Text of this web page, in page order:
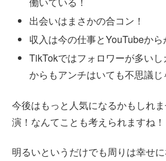
出会いはまさかの合コン！
収入は今の仕事とYouTubeか
TikTokではフォロワーが多い
からもアンチはいても不思議じ
今後はもっと人気になるかもしれ
演！なんてことも考えられますね！
明るいというだけでも周りは幸せ